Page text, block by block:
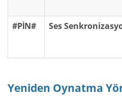
#PİN#
Ses
Yeniden Oynatma